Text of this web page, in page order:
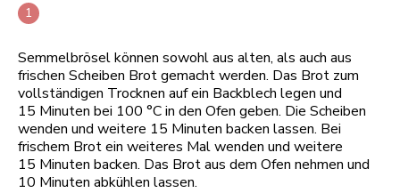
Semmelbrösel können sowohl aus alten, als auch aus
frischen Scheiben Brot gemacht werden. Das Brot zum
vollständigen Trocknen auf ein Backblech legen und
15 Minuten bei 100 °C in den Ofen geben. Die Scheiben
wenden und weitere 15 Minuten backen lassen. Bei
frischem Brot ein weiteres Mal wenden und weitere
15 Minuten backen. Das Brot aus dem Ofen nehmen und
10 Minuten abkühlen lassen.